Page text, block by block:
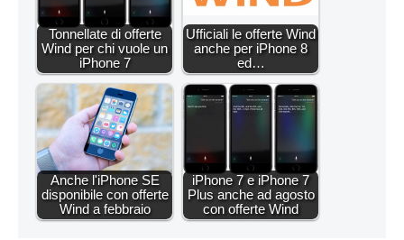
Tonnellate di offerte
Wind per chi vuole un
iPhone 7
Ufficiali le offerte Wind
anche per iPhone 8
ed…
Anche l'iPhone SE
disponibile con offerte
Wind a febbraio
iPhone 7 e iPhone 7
Plus anche ad agosto
con offerte Wind